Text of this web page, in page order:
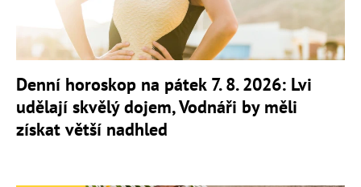
Denní horoskop na pátek 7. 8. 2026: Lvi
udělají skvělý dojem, Vodnáři by měli
získat větší nadhled